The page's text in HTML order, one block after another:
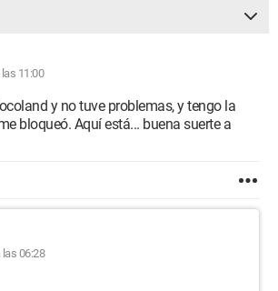
las 11:00
y no tuve problemas, y tengo la
bloqueó. Aquí está... buena suerte a
las 06:28